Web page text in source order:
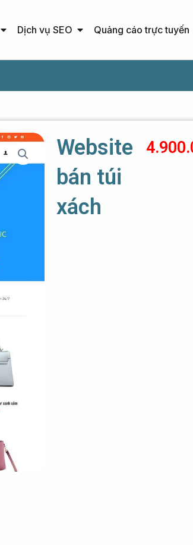
Open Thiết kế website
Dịch vụ SEO Open Dịch vụ SEO
Quảng cáo trực tuyến
Website
bán túi
xách